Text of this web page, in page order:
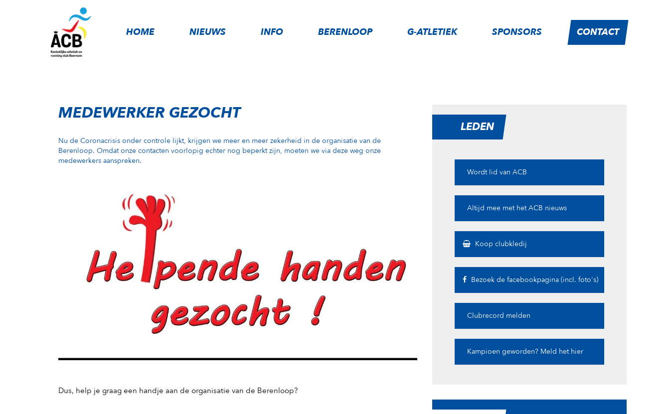
HOME NIEUWS INFO BERENLOOP G-ATLETIEK SPONSORS CONTACT
MEDEWERKER GEZOCHT
Nu de Coronacrisis onder controle lijkt, krijgen we meer en meer zekerheid in de organisatie van de
Berenloop. Omdat onze contacten voorlopig echter nog beperkt zijn, moeten we via deze weg onze
medewerkers aanspreken.
Dus, help je graag een handje aan de organisatie van de Berenloop?
LEDEN
Wordt lid van ACB
Altijd mee met het ACB nieuws
Koop clubkledij
Bezoek de facebookpagina (incl. foto's)
Clubrecord melden
Kampioen geworden? Meld het hier